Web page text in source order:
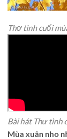
Thơ tình cuối
Bài hát Thư tình
Mùa xuân nho